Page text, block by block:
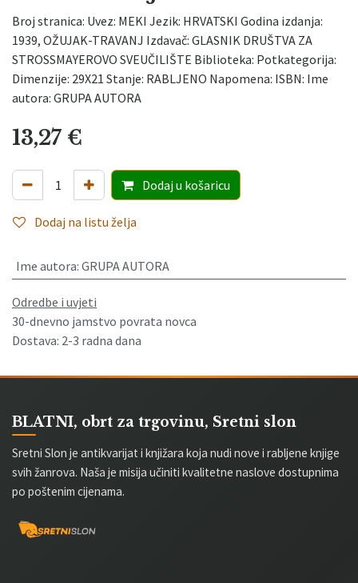
Broj stranica: Uvez: MEKI Jezik: HRVATSKI Godina izdanja:
1939, OŽUJAK-TRAVANJ Izdavač: GLASNIK DRUŠTVA ZA
STROSSMAYEROVO SVEUČILIŠTE Biblioteka: Potkategorija:
Dimenzije: 29X21 Stanje: RABLJENO Napomena: ISBN: Ime
autora: GRUPA AUTORA
13,27 €
Dodaju košaricu
Dodaj na listu želja
Ime autora: GRUPA AUTORA
Odredbe i uvjeti
30-dnevno jamstvo povrata novca
Dostava: 2-3 radna dana
BLATNI, obrt za trgovinu, Sretni slon
Sretni Slon je antikvarijat i knjižara koja nudi nove i rabljene knjige
svih žanrova. Naša je misija učiniti kvalitetne naslove dostupnima
po poštenim cijenama.